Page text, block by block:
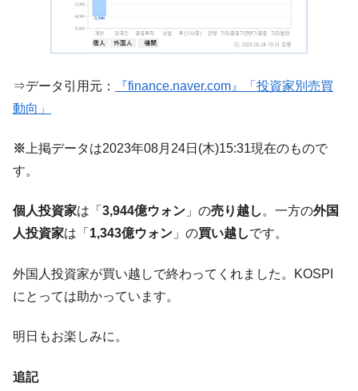
ほぼ終わった」
韓国『国民年金公団』株価暴落で200兆蒸
『Money1』
韓国政府「ニセＫ-ブランドを通報しようキ
ぎ」では。
『Money1』
『Money1』
米国下院「韓国の公務員個人をターゲット
にぶん殴る法案」提出！⇒ クーパン問題は合衆国企業に対
『Money1』
韓国ボンクラ政策室長･金容範、株価暴落に
他人事のような発言。
業績「史上最高益」当期純利益は前年同期比13.4倍に。
機 ⇒ 10.7兆では損が出るからできない。
⇒データ引用元：
『finance.naver.com』「投資家別売買
動向」
※ 上掲データは2023年08月24日(木)15:31現在のもので
す。
個人投資家は「 3,944億ウォン 」の売り越し。一方の外国
人投資家は「 1,343億ウォン 」の買い越しです。
外国人投資家が買い越しで終わってくれました。KOSPI
にとっては助かっています。
明日もお楽しみに。
追記